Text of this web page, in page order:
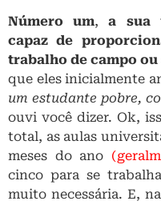
Número um,a sua
capaz de
trabalho de campo
que eles inicialmente
um estudante pobre,
ouvi você dizer. Ok,
total, as aulas
meses do ano
cinco para se
muito necessária. E,